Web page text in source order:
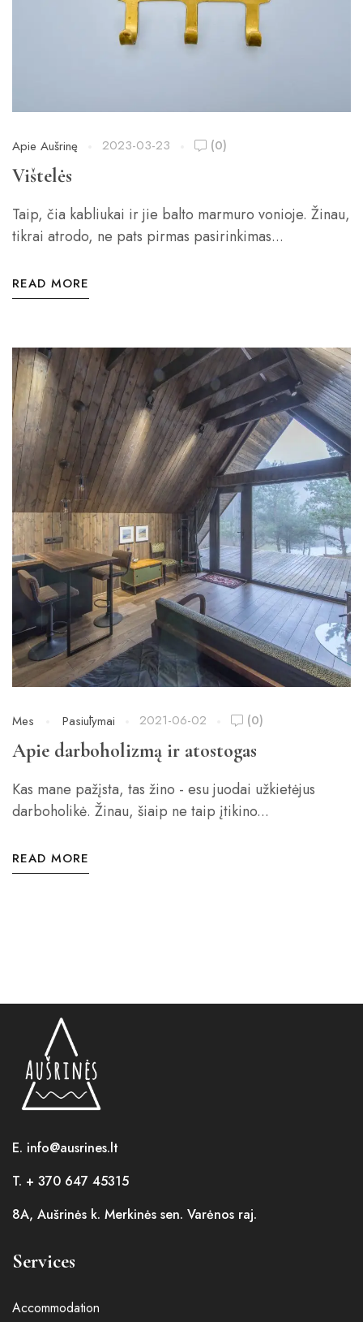
Apie Aušrinę 2023-03-23 (0)
Vištelės
Taip, čia kabliukai ir jie balto marmuro vonioje. Žinau,
tikrai atrodo, ne pats pirmas pasirinkimas...
READ MORE
Mes Pasiūlymai 2021-06-02 (0)
Apie darboholizmą ir atostogas
Kas mane pažįsta, tas žino - esu juodai užkietėjus
darboholikė. Žinau, šiaip ne taip įtikino...
READ MORE
E. info@ausrines.lt
T. + 370 647 45315
8A, Aušrinės k. Merkinės sen. Varėnos raj.
Services
Accommodation